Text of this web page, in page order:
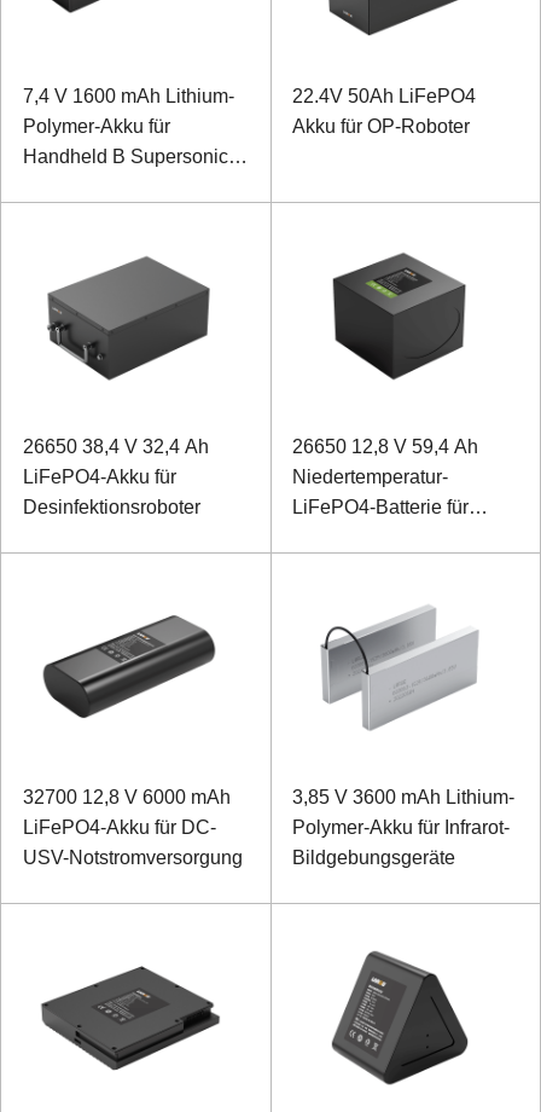
7,4 V 1600 mAh Lithium-
Polymer-Akku für
Handheld B Supersonic
22.4V 50Ah LiFePO4
Akku für OP-Roboter
26650 38,4 V 32,4 Ah
LiFePO4-Akku für
Desinfektionsroboter
26650 12,8 V 59,4 Ah
Niedertemperatur-
LiFePO4-Batterie für
32700 12,8 V 6000 mAh
LiFePO4-Akku für DC-
USV-Notstromversorgung
3,85 V 3600 mAh Lithium-
Polymer-Akku für Infrarot-
Bildgebungsgeräte